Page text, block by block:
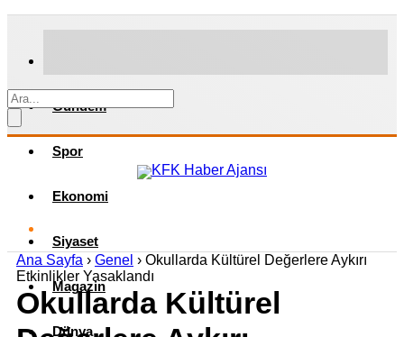
Gündem
Spor
Ekonomi
Siyaset
Magazin
Dünya
Ana Sayfa › Genel › Okullarda Kültürel Değerlere Aykırı
Etkinlikler Yasaklandı
Okullarda Kültürel